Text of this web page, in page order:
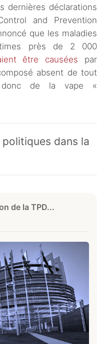
dernières déclarations
and Prevention
que les maladies
près de 2 000
être causées par
absent de tout
de la vape «
dans la
de la TPD...